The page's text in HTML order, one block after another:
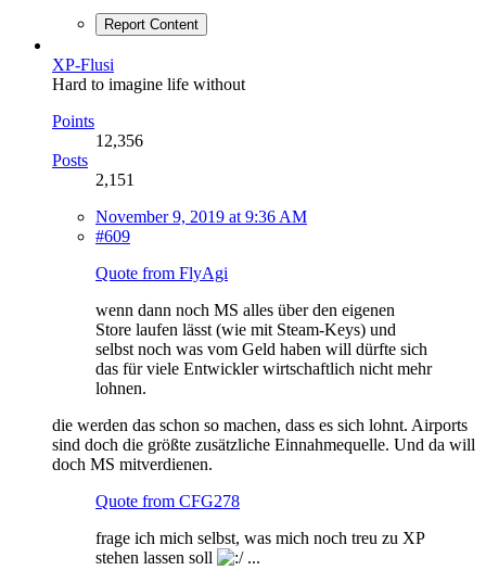
Report Content
XP-Flusi
Hard to imagine life without
Points
12,356
Posts
2,151
November 9, 2019 at 9:36 AM
#609
Quote from FlyAgi
wenn dann noch MS alles über den eigenen
Store laufen lässt (wie mit Steam-Keys) und
selbst noch was vom Geld haben will dürfte sich
das für viele Entwickler wirtschaftlich nicht mehr
lohnen.
die werden das schon so machen, dass es sich lohnt. Airports
sind doch die größte zusätzliche Einnahmequelle. Und da will
doch MS mitverdienen.
Quote from CFG278
frage ich mich selbst, was mich noch treu zu XP
stehen lassen soll
...